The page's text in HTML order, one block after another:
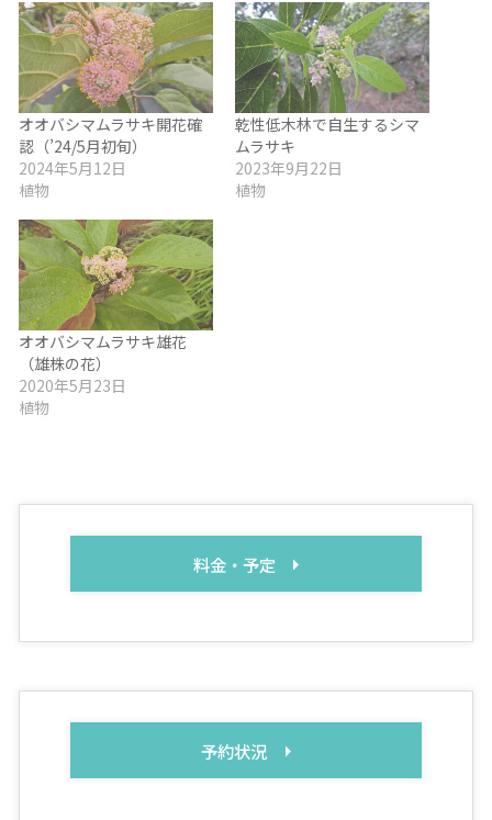
オオバシマムラサキ開花確
認（’24/5月初旬）
2024年5月12日
植物
乾性低木林で自生するシマ
ムラサキ
2023年9月22日
植物
オオバシマムラサキ雄花
（雄株の花）
2020年5月23日
植物
料金・予定
予約状況